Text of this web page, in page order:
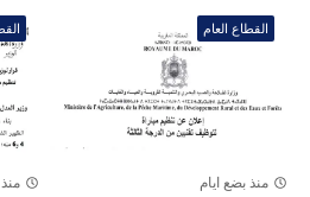
القطاع العام
منذ بضع ايام